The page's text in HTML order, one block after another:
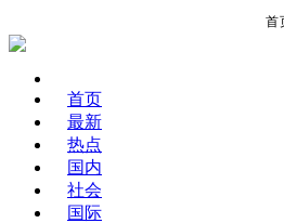
首
首页
最新
热点
国内
社会
国际